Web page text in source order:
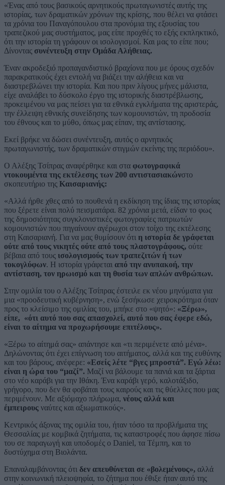
«Ένας από τους βασικούς αρνητικούς πρωταγωνιστές αυτής της
ιστορίας, των δραματικών χρόνων της κρίσης, που θέλει να φτάσει
τα χρόνια του Παναγόπουλου στα προνόμια της εξουσίας του
τραπεζικού μας συστήματος, μας είπε προχθές το εξής εκπληκτικό,
ότι την ιστορία τη γράφουν οι ισολογισμοί. Και μας το είπε που;
Δίνοντας συνέντευξη στην Ομάδα Αλήθειας.
Έναν ακροδεξιό προπαγανδιστικό βραχίονα που με όρους σχεδόν
παρακρατικούς έχει εντολή να βιάζει την αλήθεια και να
διαστρεβλώνει την ιστορία. Και που πριν λίγους μήνες μάλιστα,
είχε αναλάβει το δύσκολο έργο της ιστορικής διαστρέβλωσης,
προκειμένου να μας πείσει για τα εθνικά εγκλήματα της αριστεράς,
την έλλειψη εθνικής συνείδησης των κομουνιστών, τη προδοσία
του έθνους και το μύθο, όπως μας είπαν, της αντίστασης.
Εκεί βρήκε να δώσει συνέντευξη, αυτός ο αρνητικός
πρωταγωνιστής, των δραματικών στιγμών εκείνης της περιόδου».
Ο Αλέξης Τσίπρας αναφέρθηκε και στα φωτογραφικά
ντοκουμέντα της εκτέλεσης των 200 αντιστασιακώνστο
σκοπευτήριο της Καισαριανής:
«Αλλά ήρθε χθες από το πουθενά η εκδίκηση της ίδιας της ιστορίας
που ξέρετε είναι πολύ πεισματάρα. 82 χρόνια μετά, είδαν το φως
της δημοσιότητας συγκλονιστικές φωτογραφίες πατριωτών
κομουνιστών που πηγαίνουν αγέρωχοι στον τοίχο της εκτέλεσης
στη Καισαριανή. Για να μας θυμίσουν ότι η ιστορία δε γράφεται
ούτε από τους νικητές ούτε από τους πλαστογράφους, ούτε
βέβαια από τους ισολογισμούς των τραπεζιτών ή των
τοκογλύφων. Η ιστορία γράφεται από την ανυπακοή, την
αντίσταση, τον ηρωισμό και τη θυσία των απλών ανθρώπων.
Στην ομιλία του ο Αλέξης Τσίπρας έστειλε εκ νέου μηνύματα για
μια «προοδευτική κυβέρνηση», ενώ ξεσήκωσε χειροκρότημα όταν
προς το κλείσιμο της ομιλίας του, μπήκε στο «ψητό»: «Ξέρω»,
είπε, «ότι αυτό που σας απασχολεί, αυτό που σας έφερε εδώ,
είναι το αίτημα να προχωρήσουμε επιτέλους».
«Ξέρω το αίτημά σας» απάντησε και «τι περιμένετε από μένα».
Δηλώνοντας ότι έχει επίγνωση του αιτήματος, αλλά και της ευθύνης
και του βάρους, ανέφερε: «Εσείς λέτε “βγες μπροστά”. Εγώ λέω:
είναι η ώρα του “μαζί”. Μαζί να βάλουμε τα πανιά και τα ξάρτια
στο νέο καράβι για την Ιθάκη. Ένα καράβι γερό, καλοτάξιδο,
γρήγορο, που δεν θα φοβάται τους καιρούς και τις θύελλες που μας
περιμένουν. Με αξιόμαχο πλήρωμα, νέους αλλά και
έμπειρους ναύτες και αξιωματικούς».
Κεντρικός άξονας της ομιλία του, ήταν τόσο τα προβλήματα της
Θεσσαλίας με κομβικά ζητήματα, τις καταστροφές που άφησε πίσω
του σε παραγωγή και υποδομές ο Daniel, τα Τέμπη, και το
δυστύχημα στη Βιολάντα.
Επαναλαμβάνοντας ότι δεν απευθύνεται σε «βολεμένους», αλλά
στην κοινωνική πλειοψηφία, το ζήτημα που έθιξε ήταν αυτό της